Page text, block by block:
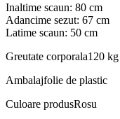
Inaltime scaun: 80 cm
Adancime sezut: 67 cm
Latime scaun: 50 cm
Greutate corporala120 kg
Ambalajfolie de plastic
Culoare produsRosu